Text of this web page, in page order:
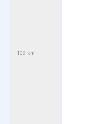
109 km